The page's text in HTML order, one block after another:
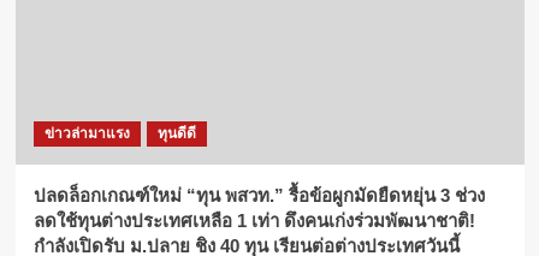
ประเมิน
ข่าวล่ามาแรง ทุนดีดี
ปลดล็อกเกณฑ์ใหม่ “ทุน พสวท.” รื้อข้อผูกมัดยืดหยุ่น 3 ช่วง
ลดใช้ทุนต่างประเทศเหลือ 1 เท่า ดึงคนเก่งร่วมพัฒนาชาติ!
กำลังเปิดรับ ม.ปลาย ชิง 40 ทุน เรียนต่อต่างประเทศวันนี้